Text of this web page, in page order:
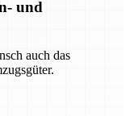
und
auch das